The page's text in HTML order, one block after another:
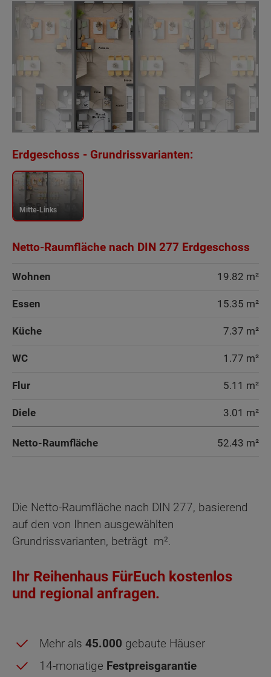
Erdgeschoss - Grundrissvarianten:
Mitte-Links
Netto-Raumfläche nach DIN 277 Erdgeschoss
Wohnen 19.82 m²
Essen 15.35 m²
Küche 7.37 m²
WC 1.77 m²
Flur 5.11 m²
Diele 3.01 m²
Netto-Raumfläche 52.43 m²
Obergeschoss - Grundrissvarianten:
Mitte-
Links
Die Netto-Raumfläche nach DIN 277, basierend
auf den von Ihnen ausgewählten
Grundrissvarianten, beträgt m².
Ihr Reihenhaus FürEuch kostenlos
und regional anfragen.
Mehr als 45.000 gebaute Häuser
14-monatige Festpreisgarantie